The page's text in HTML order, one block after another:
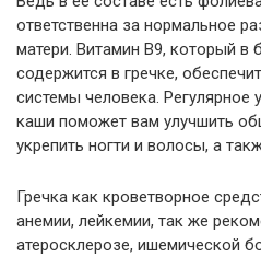
ответственна за нормальное
матери. Витамин В9, который в
содержится в гречке,
системы человека. Регулярное
каши поможет вам улучшить
укрепить ногти и волосы, а
Гречка как кроветворное
анемии, лейкемии, так же
атеросклерозе, ишемической